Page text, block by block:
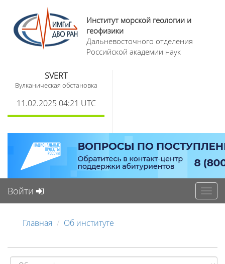
Институт морской геологии и
геофизики
Дальневосточного отделения
Российской академии наук
SVERT
Вулканическая обстановка
11.02.2025 04:21 UTC
Войти
Главная Об институте